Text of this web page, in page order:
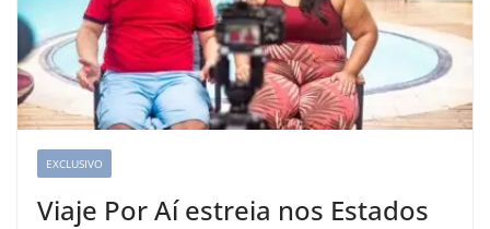
EXCLUSIVO
Viaje Por Aí estreia nos Estados